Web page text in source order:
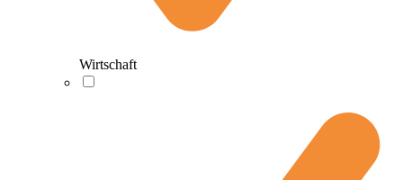
Wirtschaft